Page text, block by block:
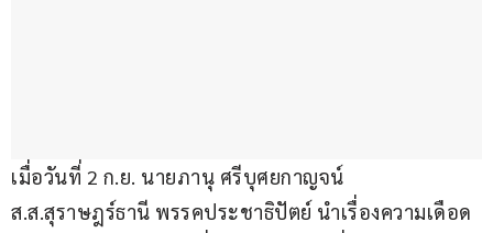
เมื่อวันที่ 2 ก.ย. นายภานุ ศรีบุศยกาญจน์
ส.ส.สุราษฎร์ธานี พรรคประชาธิปัตย์ นำเรื่องความเดือด